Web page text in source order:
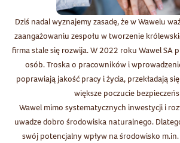
Dziś nadal wyznajemy zasadę, że w Wawelu
zaangażowaniu zespołu w tworzenie
firma stale się rozwija. W 2022 roku Wawel SA
osób. Troska o pracowników i
poprawiają jakość pracy i życia, przekładają
większe poczucie
Wawel mimo systematycznych inwestycji i
uwadze dobro środowiska naturalnego.
swój potencjalny wpływ na środowisko